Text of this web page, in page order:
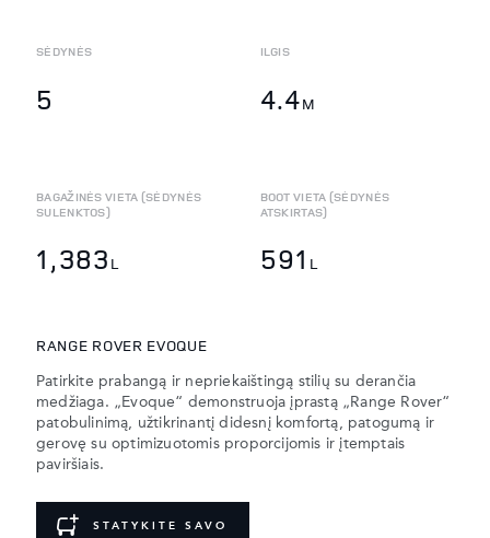
SĖDYNĖS
5
ILGIS
4.4M
BAGAŽINĖS VIETA (SĖDYNĖS
SULENKTOS)
1,383 L
BOOT VIETA (SĖDYNĖS
ATSKIRTAS)
591 L
RANGE ROVER EVOQUE
Patirkite prabangą ir nepriekaištingą stilių su derančia
medžiaga. „Evoque“ demonstruoja įprastą „Range Rover“
patobulinimą, užtikrinantį didesnį komfortą, patogumą ir
gerovę su optimizuotomis proporcijomis ir įtemptais
paviršiais.
STATYKITE SAVO